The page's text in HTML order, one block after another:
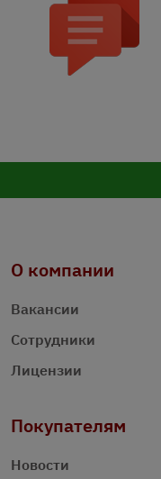
О компании
Вакансии
Сотрудники
Лицензии
Покупателям
Новости